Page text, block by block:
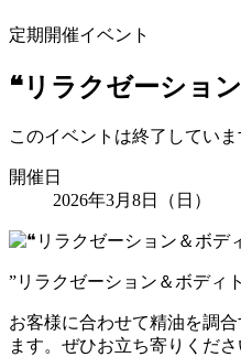
定期開催イベント
❝リラクゼーショ
このイベントは終了していま
開催日
2026年3月8日（日）
”リラクゼーション＆ボディ
お客様に合わせて精油を調
ます。ぜひお立ち寄りくださ